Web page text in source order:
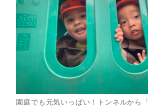
園庭でも元気いっぱい！トンネルから